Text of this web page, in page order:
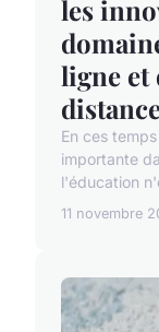
les
ligne et
En ces
importante
l'éducation
11 novembre